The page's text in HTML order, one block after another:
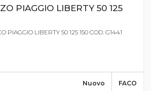
PIAGGIO LIBERTY 50 125
PIAGGIO LIBERTY 50 125 150 COD. G1441
FACO
Nuovo